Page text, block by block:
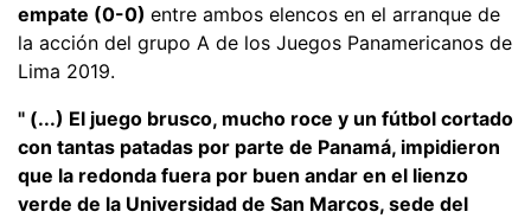
empate (0-0) entre ambos elencos en el arranque de
la acción del grupo A de los Juegos Panamericanos de
Lima 2019.
" (...) El juego brusco, mucho roce y un fútbol cortado
con tantas patadas por parte de Panamá, impidieron
que la redonda fuera por buen andar en el lienzo
verde de la Universidad de San Marcos, sede del